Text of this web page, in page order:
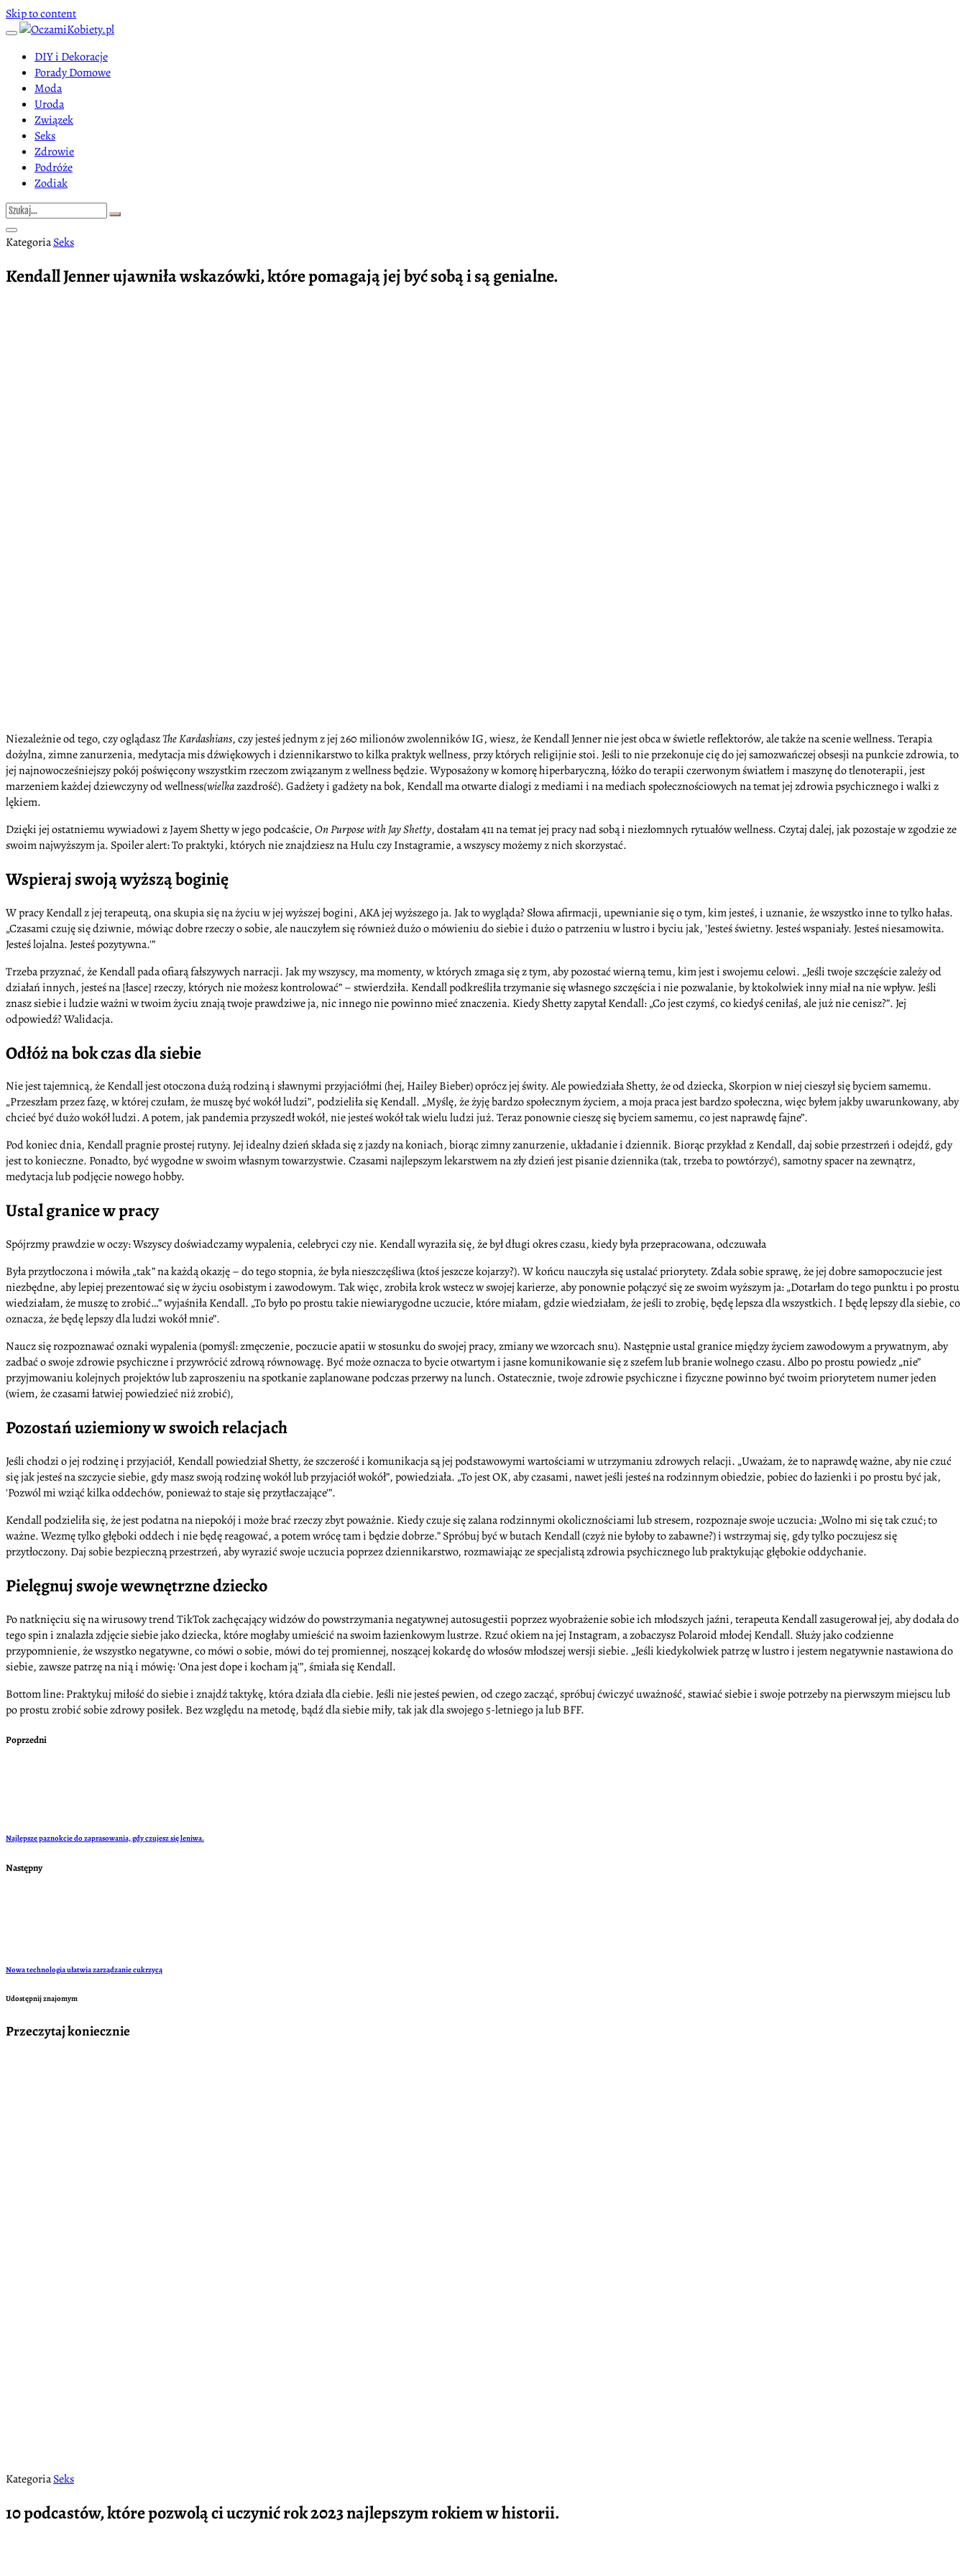
Skip to content
DIY i Dekoracje
Porady Domowe
Moda
Uroda
Związek
Seks
Zdrowie
Podróże
Zodiak
KategoriaSeks
Kendall Jenner ujawniła wskazówki, które pomagają jej być sobą i są genialne.
Niezależnie od tego, czy oglądaszThe Kardashians, czy jesteś jednym z jej 260 milionów zwolenników IG, wiesz, że Kendall Jenner nie jest obca w świetle reflektorów, ale także na scenie wellness. Terapia
dożylna, zimne zanurzenia, medytacja mis dźwiękowych i dziennikarstwo to kilka praktyk wellness, przy których religijnie stoi. Jeśli to nie przekonuje cię do jej samozwańczej obsesji na punkcie zdrowia, to
jej najnowocześniejszy pokój poświęcony wszystkim rzeczom związanym z wellness będzie. Wyposażony w komorę hiperbaryczną, łóżko do terapii czerwonym światłem i maszynę do tlenoterapii, jest
marzeniem każdej dziewczyny od wellness(wielkazazdrość). Gadżety i gadżety na bok, Kendall ma otwarte dialogi z mediami i na mediach społecznościowych na temat jej zdrowia psychicznego i walki z
lękiem.
Dzięki jej ostatniemu wywiadowi z Jayem Shetty w jego podcaście,On Purpose with Jay Shetty, dostałam 411 na temat jej pracy nad sobą i niezłomnych rytuałów wellness. Czytaj dalej, jak pozostaje w zgodzie ze
swoim najwyższym ja. Spoiler alert: To praktyki, których nie znajdziesz na Hulu czy Instagramie, a wszyscy możemy z nich skorzystać.
Wspieraj swoją wyższą boginię
W pracy Kendall z jej terapeutą, ona skupia się na życiu w jej wyższej bogini, AKA jej wyższego ja. Jak to wygląda? Słowa afirmacji, upewnianie się o tym, kim jesteś, i uznanie, że wszystko inne to tylko hałas.
„Czasami czuję się dziwnie, mówiąc dobre rzeczy o sobie, ale nauczyłem się również dużo o mówieniu do siebie i dużo o patrzeniu w lustro i byciu jak, 'Jesteś świetny. Jesteś wspaniały. Jesteś niesamowita.
Jesteś lojalna. Jesteś pozytywna.'”
Trzeba przyznać, że Kendall pada ofiarą fałszywych narracji. Jak my wszyscy, ma momenty, w których zmaga się z tym, aby pozostać wierną temu, kim jest i swojemu celowi. „Jeśli twoje szczęście zależy od
działań innych, jesteś na [łasce] rzeczy, których nie możesz kontrolować” – stwierdziła. Kendall podkreśliła trzymanie się własnego szczęścia i nie pozwalanie, by ktokolwiek inny miał na nie wpływ. Jeśli
znasz siebie i ludzie ważni w twoim życiu znają twoje prawdziwe ja, nic innego nie powinno mieć znaczenia. Kiedy Shetty zapytał Kendall: „Co jest czymś, co kiedyś ceniłaś, ale już nie cenisz?”. Jej
odpowiedź? Walidacja.
Odłóż na bok czas dla siebie
Nie jest tajemnicą, że Kendall jest otoczona dużą rodziną i sławnymi przyjaciółmi (hej, Hailey Bieber) oprócz jej świty. Ale powiedziała Shetty, że od dziecka, Skorpion w niej cieszył się byciem samemu.
„Przeszłam przez fazę, w której czułam, że muszę być wokół ludzi”, podzieliła się Kendall. „Myślę, że żyję bardzo społecznym życiem, a moja praca jest bardzo społeczna, więc byłem jakby uwarunkowany, aby
chcieć być dużo wokół ludzi. A potem, jak pandemia przyszedł wokół, nie jesteś wokół tak wielu ludzi już. Teraz ponownie cieszę się byciem samemu, co jest naprawdę fajne”.
Pod koniec dnia, Kendall pragnie prostej rutyny. Jej idealny dzień składa się z jazdy na koniach, biorąc zimny zanurzenie, układanie i dziennik. Biorąc przykład z Kendall, daj sobie przestrzeń i odejdź, gdy
jest to konieczne. Ponadto, być wygodne w swoim własnym towarzystwie. Czasami najlepszym lekarstwem na zły dzień jest pisanie dziennika (tak, trzeba to powtórzyć), samotny spacer na zewnątrz,
medytacja lub podjęcie nowego hobby.
Ustal granice w pracy
Spójrzmy prawdzie w oczy: Wszyscy doświadczamy wypalenia, celebryci czy nie. Kendall wyraziła się, że był długi okres czasu, kiedy była przepracowana, odczuwała
Była przytłoczona i mówiła „tak” na każdą okazję – do tego stopnia, że była nieszczęśliwa (ktoś jeszcze kojarzy?). W końcu nauczyła się ustalać priorytety. Zdała sobie sprawę, że jej dobre samopoczucie jest
niezbędne, aby lepiej prezentować się w życiu osobistym i zawodowym. Tak więc, zrobiła krok wstecz w swojej karierze, aby ponownie połączyć się ze swoim wyższym ja: „Dotarłam do tego punktu i po prostu
wiedziałam, że muszę to zrobić…” wyjaśniła Kendall. „To było po prostu takie niewiarygodne uczucie, które miałam, gdzie wiedziałam, że jeśli to zrobię, będę lepsza dla wszystkich. I będę lepszy dla siebie, co
oznacza, że będę lepszy dla ludzi wokół mnie”.
Naucz się rozpoznawać oznaki wypalenia (pomyśl: zmęczenie, poczucie apatii w stosunku do swojej pracy, zmiany we wzorcach snu). Następnie ustal granice między życiem zawodowym a prywatnym, aby
zadbać o swoje zdrowie psychiczne i przywrócić zdrową równowagę. Być może oznacza to bycie otwartym i jasne komunikowanie się z szefem lub branie wolnego czasu. Albo po prostu powiedz „nie”
przyjmowaniu kolejnych projektów lub zaproszeniu na spotkanie zaplanowane podczas przerwy na lunch. Ostatecznie, twoje zdrowie psychiczne i fizyczne powinno być twoim priorytetem numer jeden
(wiem, że czasami łatwiej powiedzieć niż zrobić),
Pozostań uziemiony w swoich relacjach
Jeśli chodzi o jej rodzinę i przyjaciół, Kendall powiedział Shetty, że szczerość i komunikacja są jej podstawowymi wartościami w utrzymaniu zdrowych relacji. „Uważam, że to naprawdę ważne, aby nie czuć
się jak jesteś na szczycie siebie, gdy masz swoją rodzinę wokół lub przyjaciół wokół”, powiedziała. „To jest OK, aby czasami, nawet jeśli jesteś na rodzinnym obiedzie, pobiec do łazienki i po prostu być jak,
'Pozwól mi wziąć kilka oddechów, ponieważ to staje się przytłaczające'”.
Kendall podzieliła się, że jest podatna na niepokój i może brać rzeczy zbyt poważnie. Kiedy czuje się zalana rodzinnymi okolicznościami lub stresem, rozpoznaje swoje uczucia: „Wolno mi się tak czuć; to
ważne. Wezmę tylko głęboki oddech i nie będę reagować, a potem wrócę tam i będzie dobrze.” Spróbuj być w butach Kendall (czyż nie byłoby to zabawne?) i wstrzymaj się, gdy tylko poczujesz się
przytłoczony. Daj sobie bezpieczną przestrzeń, aby wyrazić swoje uczucia poprzez dziennikarstwo, rozmawiając ze specjalistą zdrowia psychicznego lub praktykując głębokie oddychanie.
Pielęgnuj swoje wewnętrzne dziecko
Po natknięciu się na wirusowy trend TikTok zachęcający widzów do powstrzymania negatywnej autosugestii poprzez wyobrażenie sobie ich młodszych jaźni, terapeuta Kendall zasugerował jej, aby dodała do
tego spin i znalazła zdjęcie siebie jako dziecka, które mogłaby umieścić na swoim łazienkowym lustrze. Rzuć okiem na jej Instagram, a zobaczysz Polaroid młodej Kendall. Służy jako codzienne
przypomnienie, że wszystko negatywne, co mówi o sobie, mówi do tej promiennej, noszącej kokardę do włosów młodszej wersji siebie. „Jeśli kiedykolwiek patrzę w lustro i jestem negatywnie nastawiona do
siebie, zawsze patrzę na nią i mówię: 'Ona jest dope i kocham ją'”, śmiała się Kendall.
Bottom line: Praktykuj miłość do siebie i znajdź taktykę, która działa dla ciebie. Jeśli nie jesteś pewien, od czego zacząć, spróbuj ćwiczyć uważność, stawiać siebie i swoje potrzeby na pierwszym miejscu lub
po prostu zrobić sobie zdrowy posiłek. Bez względu na metodę, bądź dla siebie miły, tak jak dla swojego 5-letniego ja lub BFF.
Poprzedni
Najlepsze paznokcie do zaprasowania, gdy czujesz się leniwa.
Następny
Nowa technologia ułatwia zarządzanie cukrzycą
Udostępnij znajomym
Przeczytaj koniecznie
KategoriaSeks
10 podcastów, które pozwolą ci uczynić rok 2023 najlepszym rokiem w historii.